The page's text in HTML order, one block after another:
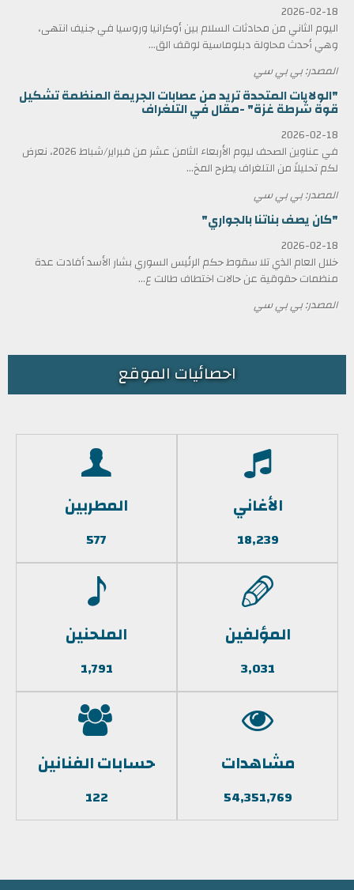
2026-02-18
اليوم الثاني من محادثات السلام بين أوكرانيا وروسيا في جنيف انتهى،
وهي أحدث محاولة دبلوماسية لوقف الق...
المصدر: بي بي سي
"الولايات المتحدة تريد من عصابات الجريمة المنظمة تشكيل
قوة شرطة غزة" -مقال في التلغراف
2026-02-18
في عناوين الصحف ليوم الأربعاء الثامن عشر من فبراير/شباط 2026، نعرض
لكم تحليلاً من التلغراف يطرح المخ...
المصدر: بي بي سي
"كان يصف بناتنا بالجواري"
2026-02-18
خلال العام الذي تلا سقوط حكم الرئيس السوري بشار الأسد أفادت عدة
منظمات حقوقية عن حالات اختطاف طالت ع...
المصدر: بي بي سي
احصائيات الموقع
الأغاني
18,239
المطربين
577
المؤلفين
3,031
الملحنين
1,791
مشاهدات
54,351,769
حسابات الفنانين
122